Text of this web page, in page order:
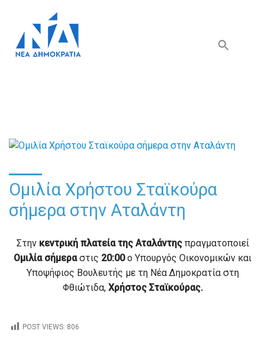
Ομιλία Χρήστου Σταϊκούρα
σήμερα στην Αταλάντη
Στην κεντρική πλατεία της Αταλάντης πραγματοποιεί
Ομιλία σήμεραστις 20:00ο Υπουργός Οικονομικών και
Υποψήφιος Βουλευτής με τη Νέα Δημοκρατία στη
Φθιώτιδα,Χρήστος Σταϊκούρας.
POST VIEWS: 806